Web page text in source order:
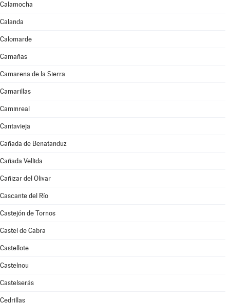
Calamocha
Calanda
Calomarde
Camañas
Camarena de la Sierra
Camarillas
Caminreal
Cantavieja
Cañada de Benatanduz
Cañada Vellida
Cañizar del Olivar
Cascante del Río
Castejón de Tornos
Castel de Cabra
Castellote
Castelnou
Castelserás
Cedrillas